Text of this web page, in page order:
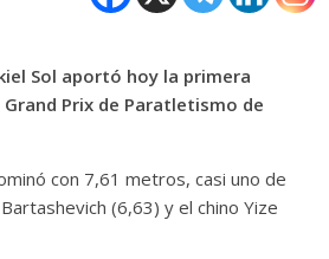
Sol aportó hoy la primera
Prix de Paratletismo de
con 7,61 metros, casi uno de
(6,63) y el chino Yize